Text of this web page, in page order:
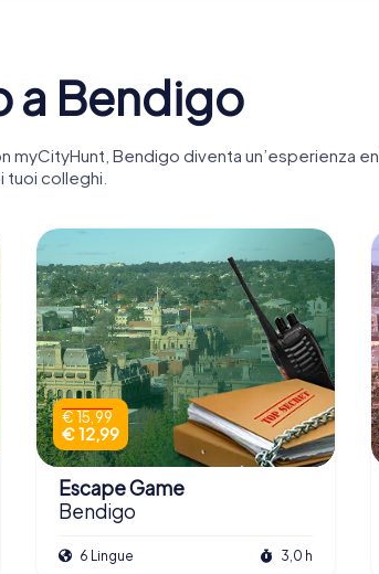
a Bendigo
Bendigo diventa un’esperienza
tuoi colleghi.
€ 15,99
€ 12,99
Escape Game
Bendigo
6 Lingue 3,0 h